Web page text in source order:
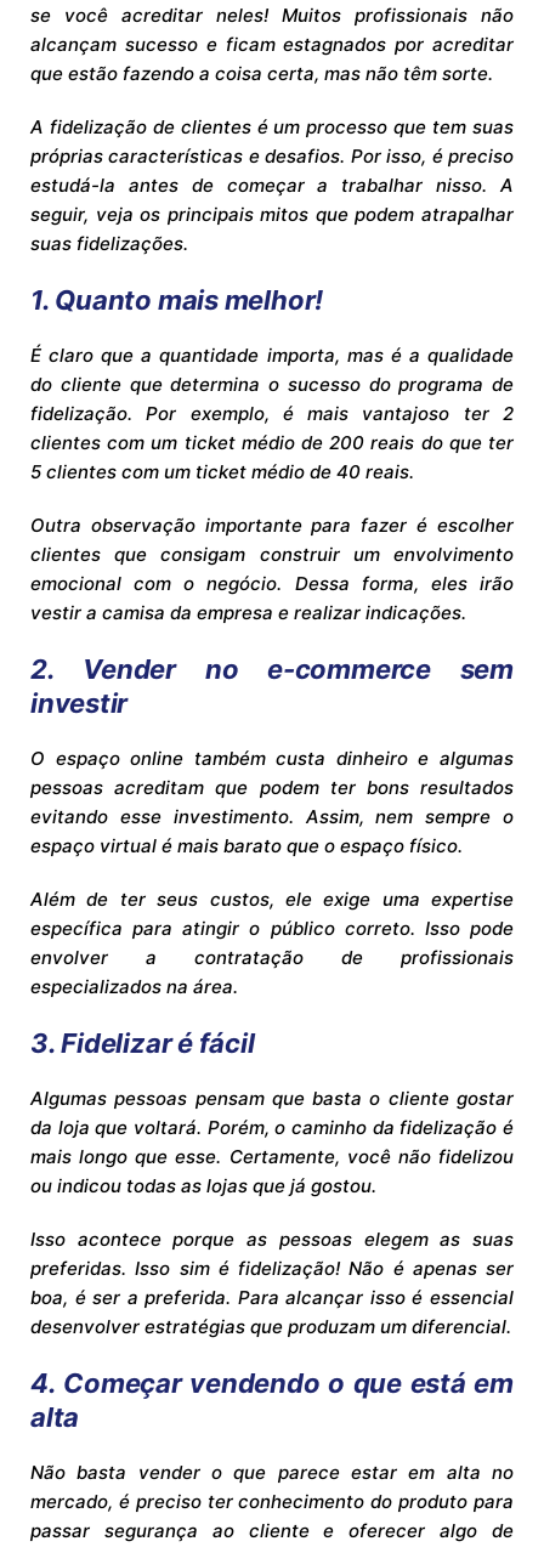
se você acreditar neles! Muitos profissionais não
alcançam sucesso e ficam estagnados por acreditar
que estão fazendo a coisa certa, mas não têm sorte.
A fidelização de clientes é um processo que tem suas
próprias características e desafios. Por isso, é preciso
estudá-la antes de começar a trabalhar nisso. A
seguir, veja os principais mitos que podem atrapalhar
suas fidelizações.
1. Quanto mais melhor!
É claro que a quantidade importa, mas é a qualidade
do cliente que determina o sucesso do programa de
fidelização. Por exemplo, é mais vantajoso ter 2
clientes com um ticket médio de 200 reais do que ter
5 clientes com um ticket médio de 40 reais.
Outra observação importante para fazer é escolher
clientes que consigam construir um envolvimento
emocional com o negócio. Dessa forma, eles irão
vestir a camisa da empresa e realizar indicações.
2. Vender no e-commerce sem
investir
O espaço online também custa dinheiro e algumas
pessoas acreditam que podem ter bons resultados
evitando esse investimento. Assim, nem sempre o
espaço virtual é mais barato que o espaço físico.
Além de ter seus custos, ele exige uma expertise
específica para atingir o público correto. Isso pode
envolver a contratação de profissionais
especializados na área.
3. Fidelizar é fácil
Algumas pessoas pensam que basta o cliente gostar
da loja que voltará. Porém, o caminho da fidelização é
mais longo que esse. Certamente, você não fidelizou
ou indicou todas as lojas que já gostou.
Isso acontece porque as pessoas elegem as suas
preferidas. Isso sim é fidelização! Não é apenas ser
boa, é ser a preferida. Para alcançar isso é essencial
desenvolver estratégias que produzam um diferencial.
4. Começar vendendo o que está em
alta
Não basta vender o que parece estar em alta no
mercado, é preciso ter conhecimento do produto para
passar segurança ao cliente e oferecer algo de